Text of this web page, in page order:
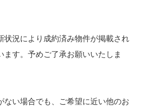
況により成約済み物件が掲載され
ます。予めご了承お願いいたしま
い場合でも、ご希望に近い他のお